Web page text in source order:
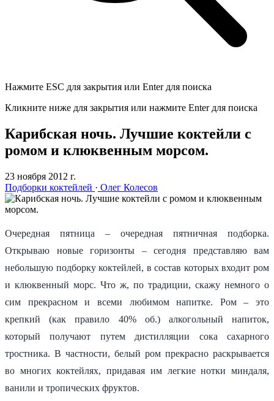
Нажмите ESC для закрытия или Enter для поиска
Кликните ниже для закрытия или нажмите Enter для поиска
Карибская ночь. Лучшие коктейли с
ромом и клюквенным морсом.
23 ноября 2012 г.
Подборки коктейлей · Олег Колесов
Очередная пятница – очередная пятничная подборка.
Открываю новые горизонты – сегодня представляю вам
небольшую подборку коктейлей, в состав которых входит ром
и клюквенный морс. Что ж, по традиции, скажу немного о
сим прекрасном и всеми любимом напитке. Ром – это
крепкий (как правило 40% об.) алкогольный напиток,
который получают путем дистилляции сока сахарного
тростника. В частности, белый ром прекрасно раскрывается
во многих коктейлях, придавая им легкие нотки миндаля,
ванили и тропических фруктов.